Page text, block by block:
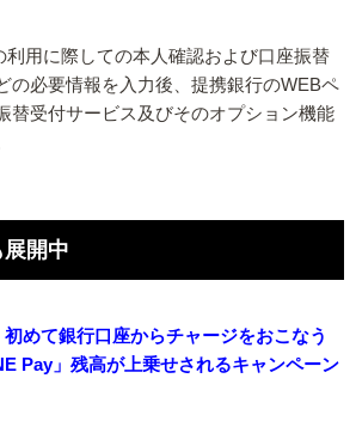
利用に際しての本人確認および口座振替
の必要情報を入力後、提携銀行のWEBペ
替受付サービス及びそのオプション機能
開中
めて銀行口座からチャージをおこなう
Pay」残高が上乗せされるキャンペーン